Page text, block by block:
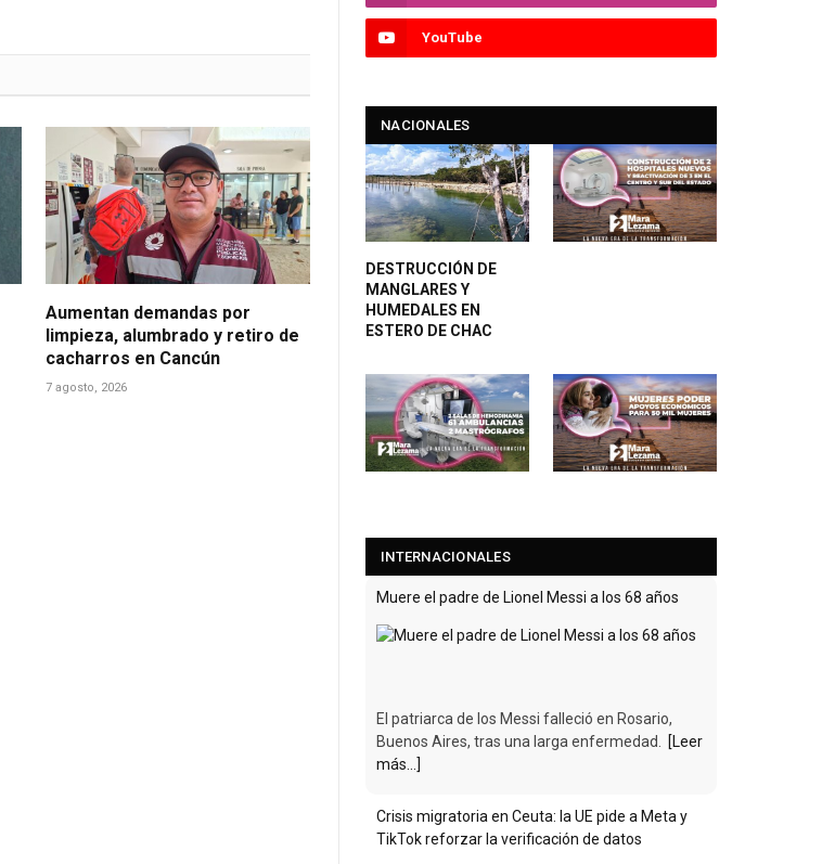
Aumentan demandas por
limpieza, alumbrado y retiro de
cacharros en Cancún
7 agosto, 2026
YouTube
NACIONALES
DESTRUCCIÓN DE
MANGLARES Y
HUMEDALES EN
ESTERO DE CHAC
INTERNACIONALES
Muere el padre de Lionel Messi a los 68 años
El patriarca de los Messi falleció en Rosario,
Buenos Aires, tras una larga enfermedad.
[Leer
más...]
Crisis migratoria en Ceuta: la UE pide a Meta y
TikTok reforzar la verificación de datos